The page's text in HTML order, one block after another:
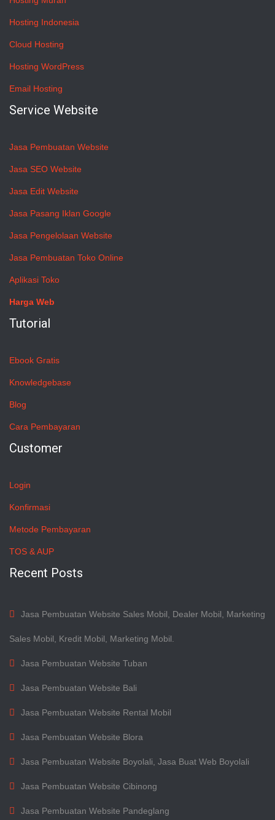
Hosting Indonesia
Cloud Hosting
Hosting WordPress
Email Hosting
Service Website
Jasa Pembuatan Website
Jasa SEO Website
Jasa Edit Website
Jasa Pasang Iklan Google
Jasa Pengelolaan Website
Jasa Pembuatan Toko Online
Aplikasi Toko
Harga Web
Tutorial
Ebook Gratis
Knowledgebase
Blog
Cara Pembayaran
Customer
Login
Konfirmasi
Metode Pembayaran
TOS & AUP
Recent Posts
Jasa Pembuatan Website Sales Mobil, Dealer Mobil, Marketing
Sales Mobil, Kredit Mobil, Marketing Mobil.
Jasa Pembuatan Website Tuban
Jasa Pembuatan Website Bali
Jasa Pembuatan Website Rental Mobil
Jasa Pembuatan Website Blora
Jasa Pembuatan Website Boyolali, Jasa Buat Web Boyolali
Jasa Pembuatan Website Cibinong
Jasa Pembuatan Website Pandeglang